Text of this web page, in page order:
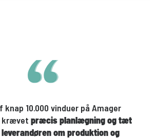
10.000 vinduer på Amager
krævet præcis planlægning og tæt
om produktion og